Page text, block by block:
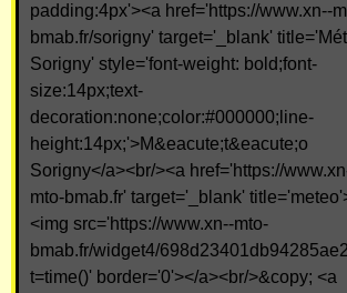
padding:4px'><a href='https://www.xn--
bmab.fr/sorigny' target='_blank'
Sorigny' style='font-weight: bold;font-
size:14px;text-
decoration:none;color:#000000;line-
height:14px;'>M&eacute;t&eacute;o
Sorigny</a><br/><a href='https://
mto-bmab.fr' target='_blank'
<img src='https://www.xn--mto-
bmab.fr/widget4/
t=time()' border='0'></a><br/>&copy; <a